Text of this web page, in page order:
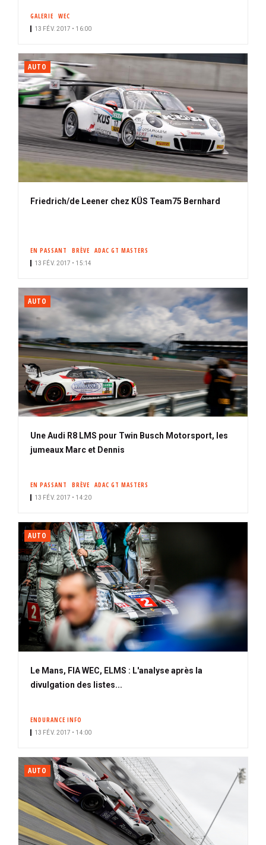
GALERIE WEC
13 FÉV. 2017 • 16:00
AUTO
Friedrich/de Leener chez KÜS Team75 Bernhard
EN PASSANT BRÈVE ADAC GT MASTERS
13 FÉV. 2017 • 15:14
AUTO
Une Audi R8 LMS pour Twin Busch Motorsport, les
jumeaux Marc et Dennis
EN PASSANT BRÈVE ADAC GT MASTERS
13 FÉV. 2017 • 14:20
AUTO
Le Mans, FIA WEC, ELMS : L'analyse après la
divulgation des listes...
ENDURANCE INFO
13 FÉV. 2017 • 14:00
AUTO